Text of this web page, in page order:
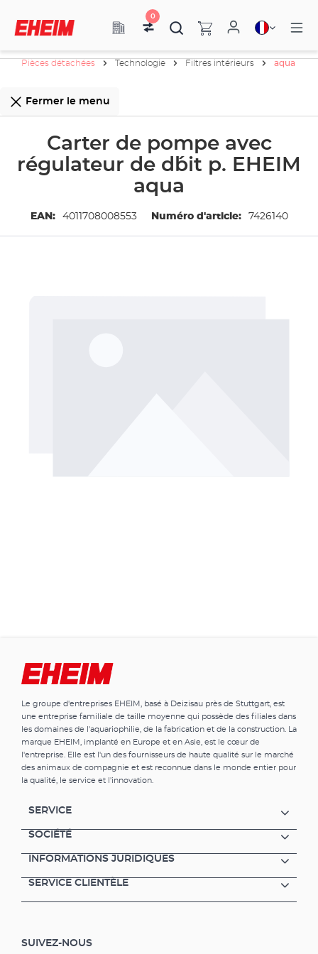
0
Pièces détachées Technologie Filtres intérieurs aqua
Fermer le menu
Carter de pompe avec
régulateur de d´bit p. EHEIM
aqua
EAN: 4011708008553 Numéro d'article: 7426140
Le groupe d'entreprises EHEIM, basé à Deizisau près de Stuttgart, est
une entreprise familiale de taille moyenne qui possède des filiales dans
les domaines de l'aquariophilie, de la fabrication et de la construction. La
marque EHEIM, implanté en Europe et en Asie, est le cœur de
l'entreprise. Elle est l'un des fournisseurs de haute qualité sur le marché
des animaux de compagnie et est reconnue dans le monde entier pour
la qualité, le service et l'innovation.
SERVICE
SOCIÉTÉ
INFORMATIONS JURIDIQUES
SERVICE CLIENTÈLE
SUIVEZ-NOUS